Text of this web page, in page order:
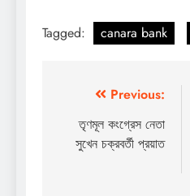
Tagged: canara bank
navigation
Previous:
তৃণমূল কংগ্রেস নেতা
সুখেন চক্রবর্তী প্রয়াত